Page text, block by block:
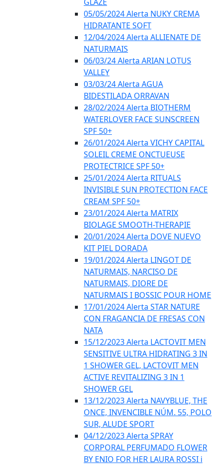
05/05/2024 Alerta NUKY CREMA
HIDRATANTE SOFT
12/04/2024 Alerta ALLIENATE DE
NATURMAIS
06/03/24 Alerta ARIAN LOTUS
VALLEY
03/03/24 Alerta AGUA
BIDESTILADA ORRAVAN
28/02/2024 Alerta BIOTHERM
WATERLOVER FACE SUNSCREEN
SPF 50+
26/01/2024 Alerta VICHY CAPITAL
SOLEIL CREME ONCTUEUSE
PROTECTRICE SPF 50+
25/01/2024 Alerta RITUALS
INVISIBLE SUN PROTECTION FACE
CREAM SPF 50+
23/01/2024 Alerta MATRIX
BIOLAGE SMOOTH-THERAPIE
20/01/2024 Alerta DOVE NUEVO
KIT PIEL DORADA
19/01/2024 Alerta LINGOT DE
NATURMAIS, NARCISO DE
NATURMAIS, DIORE DE
NATURMAIS I BOSSIC POUR HOME
17/01/2024 Alerta STAR NATURE
CON FRAGANCIA DE FRESAS CON
NATA
15/12/2023 Alerta LACTOVIT MEN
SENSITIVE ULTRA HIDRATING 3 IN
1 SHOWER GEL, LACTOVIT MEN
ACTIVE REVITALIZING 3 IN 1
SHOWER GEL
13/12/2023 Alerta NAVYBLUE, THE
ONCE, INVENCIBLE NÚM. 55, POLO
SUR, ALUDE SPORT
04/12/2023 Alerta SPRAY
CORPORAL PERFUMADO FLOWER
BY ENIO FOR HER LAURA ROSSI i